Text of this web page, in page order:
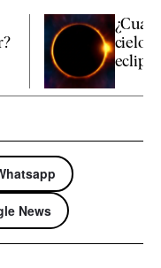
cielo
News